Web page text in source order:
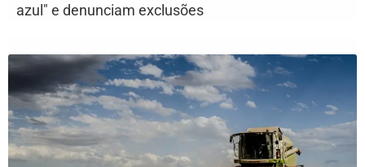
azul" e denunciam exclusões